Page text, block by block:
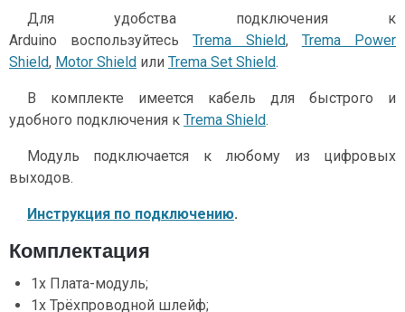
Для удобства подключения к
Arduino воспользуйтесьTrema Shield, Trema Power
Shield, Motor Shield или Trema Set Shield.
В комплекте имеется кабель для быстрого и
удобного подключения к Trema Shield.
Модуль подключается к любому из цифровых
выходов.
Инструкция по подключению.
Комплектация
1x Плата-модуль;
1x Трёхпроводной шлейф;